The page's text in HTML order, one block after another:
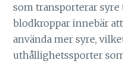
som transporterar
blodkroppar innebär
använda mer syre,
uthållighetssporter